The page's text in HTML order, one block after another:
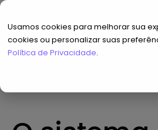
Usamos cookies para melhorar sua
cookies ou personalizar suas
Política de Privacidade.